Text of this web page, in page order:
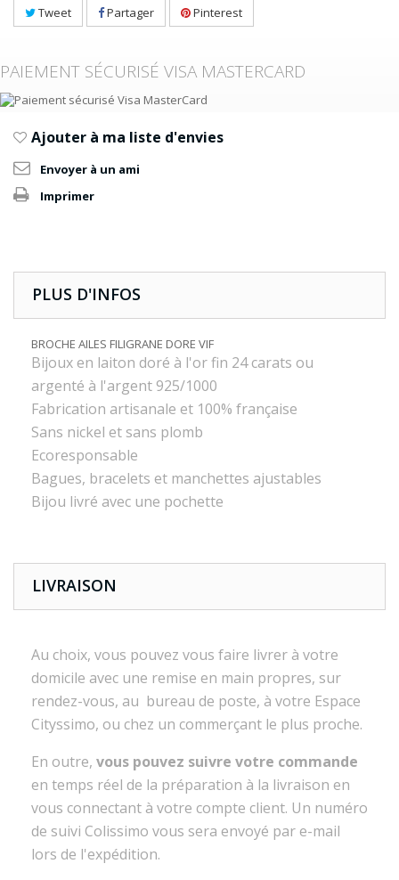
Tweet
Partager Pinterest
PAIEMENT SÉCURISÉ VISA MASTERCARD
Ajouter à ma liste d'envies
Envoyer à un ami
Imprimer
PLUS D'INFOS
BROCHE AILES FILIGRANE DORE VIF
Bijoux en laiton doré à l'or fin 24 carats ou
argenté à l'argent 925/1000
Fabrication artisanale et 100% française
Sans nickel et sans plomb
Ecoresponsable
Bagues, bracelets et manchettes ajustables
Bijou livré avec une pochette
LIVRAISON
Au choix, vous pouvez vous faire livrer à votre
domicile avec une remise en main propres, sur
rendez-vous, au bureau de poste, à votre Espace
Cityssimo, ou chez un commerçant le plus proche.
En outre, vous pouvez suivre votre commande
en temps réel de la préparation à la livraison en
vous connectant à votre compte client. Un numéro
de suivi Colissimo vous sera envoyé par e-mail
lors de l'expédition.